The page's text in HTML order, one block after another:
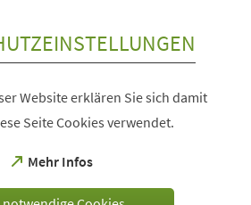
Website erklären Sie sich damit
Seite Cookies verwendet.
Mehr Infos
(Öffnet
einem